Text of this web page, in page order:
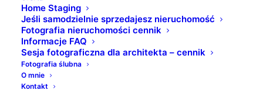
Home Staging
Jeśli samodzielnie sprzedajesz nieruchomość
Fotografia nieruchomości cennik
Informacje FAQ
Sesja fotograficzna dla architekta – cennik
Fotografia ślubna
O mnie
Kontakt